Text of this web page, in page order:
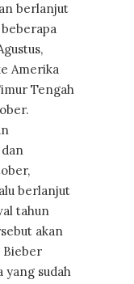
berlanjut
Amerika
Tengah
berlanjut
tahun
akan
Bieber
yang sudah